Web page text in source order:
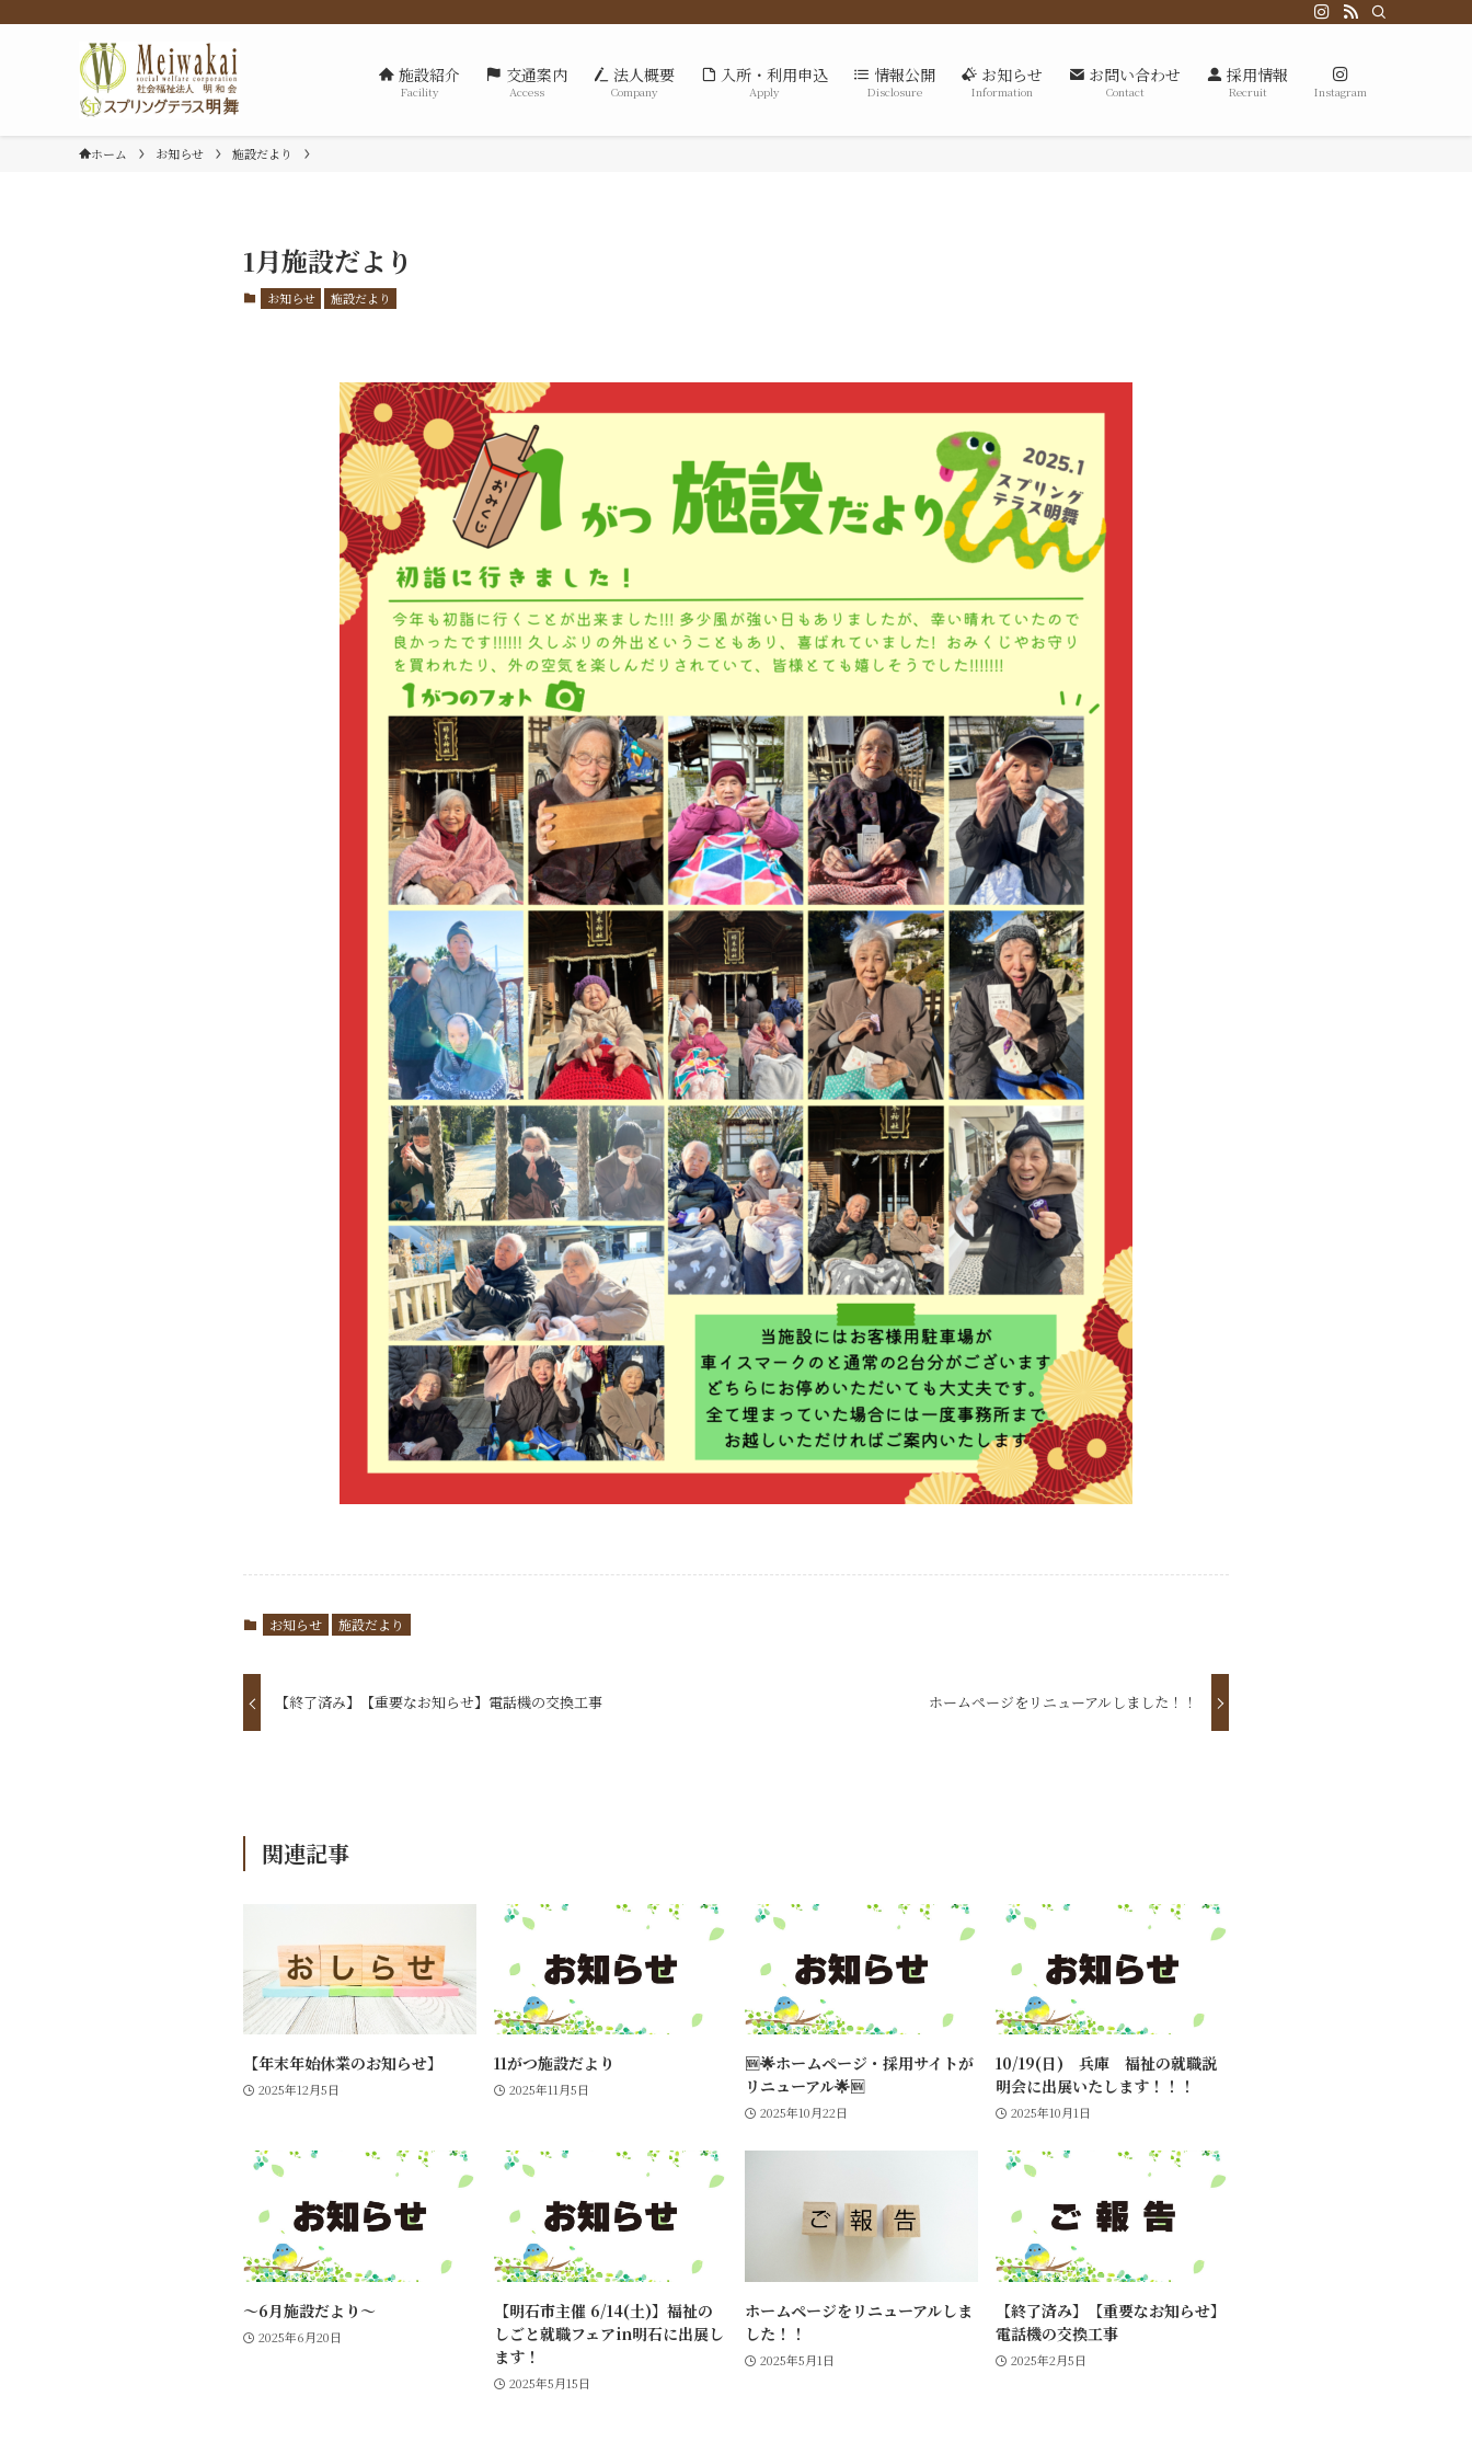
施設紹介
Facility
交通案内
Access
法人概要
Company
入所・利用申込
Apply
情報公開
Disclosure
お知らせ
Information
お問い合わせ
Contact
採用情報
Recruit Instagram
ホーム お知らせ 施設だより
1月施設だより
お知らせ 施設だより
お知らせ 施設だより
【終了済み】【重要なお知らせ】電話機の交換工事 ホームページをリニューアルしました！！
関連記事
【年末年始休業のお知らせ】
2025年12月5日
11がつ施設だより
2025年11月5日
🆕🌟ホームページ・採用サイトが
リニューアル🌟🆕
2025年10月22日
10/19(日) 兵庫 福祉の就職説
明会に出展いたします！！！
2025年10月1日
～6月施設だより～
2025年6月20日
【明石市主催 6/14(土)】福祉の
しごと就職フェアin明石に出展し
ます！
2025年5月15日
ホームページをリニューアルしま
した！！
2025年5月1日
【終了済み】【重要なお知らせ】
電話機の交換工事
2025年2月5日